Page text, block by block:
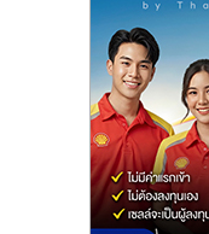
ไชส์
ขาย
แฟ